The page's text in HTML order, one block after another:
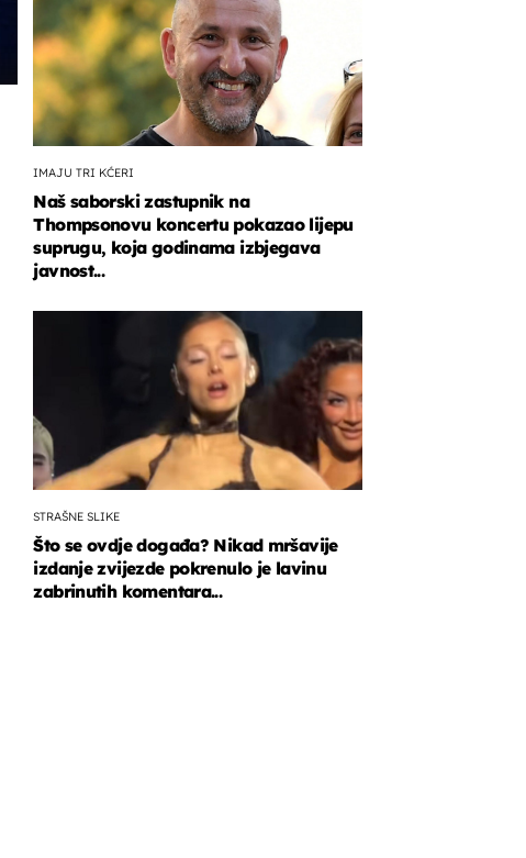
IMAJU TRI KĆERI
Naš saborski zastupnik na
Thompsonovu koncertu pokazao lijepu
suprugu, koja godinama izbjegava
javnost...
STRAŠNE SLIKE
Što se ovdje događa? Nikad mršavije
izdanje zvijezde pokrenulo je lavinu
zabrinutih komentara...